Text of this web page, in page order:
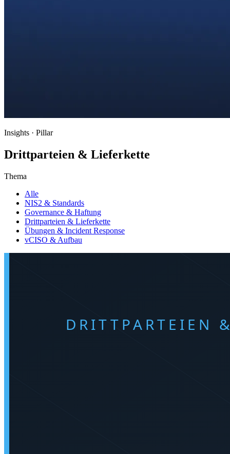
Insights · Pillar
Drittparteien & Lieferkette
Thema
Alle
NIS2 & Standards
Governance & Haftung
Drittparteien & Lieferkette
Übungen & Incident Response
vCISO & Aufbau